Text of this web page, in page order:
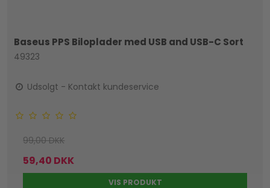
Baseus PPS Biloplader med USB and USB-C Sort
49323
Udsolgt - Kontakt kundeservice
99,00 DKK
59,40 DKK
VIS PRODUKT